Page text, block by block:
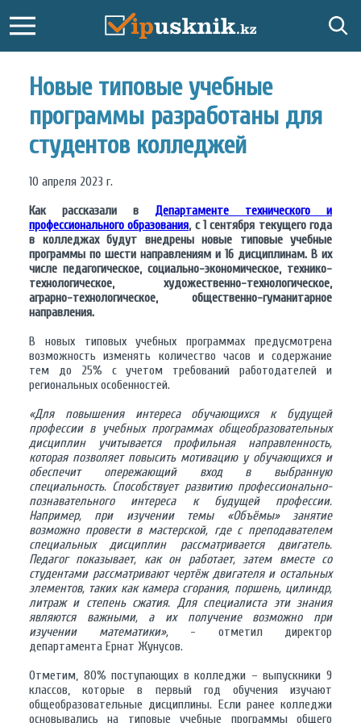
Новые типовые учебные
программы разработаны для
студентов колледжей
10 апреля 2023 г.
Как рассказали в Департаменте технического и
профессионального образования, с 1 сентября текущего года
в колледжах будут внедрены новые типовые учебные
программы по шести направлениям и 16 дисциплинам. В их
числе педагогическое, социально-экономическое, технико-
технологическое, художественно-технологическое,
аграрно-технологическое, общественно-гуманитарное
направления.
В новых типовых учебных программах предусмотрена
возможность изменять количество часов и содержание
тем до 25% с учетом требований работодателей и
региональных особенностей.
«Для повышения интереса обучающихся к будущей
профессии в учебных программах общеобразовательных
дисциплин учитывается профильная направленность,
которая позволяет повысить мотивацию у обучающихся и
обеспечит опережающий вход в выбранную
специальность. Способствует развитию профессионально-
познавательного интереса к будущей профессии.
Например, при изучении темы «Объёмы» занятие
возможно провести в мастерской, где с преподавателем
специальных дисциплин рассматривается двигатель.
Педагог показывает, как он работает, затем вместе со
студентами рассматривают чертёж двигателя и остальных
элементов, таких как камера сгорания, поршень, цилиндр,
литраж и степень сжатия. Для специалиста эти знания
являются важными, а их получение возможно при
изучении математики»,- отметил директор
департамента Ернат Жунусов.
Отметим, 80% поступающих в колледжи – выпускники 9
классов, которые в первый год обучения изучают
общеобразовательные дисциплины. Если ранее колледжи
основывались на типовые учебные программы общего